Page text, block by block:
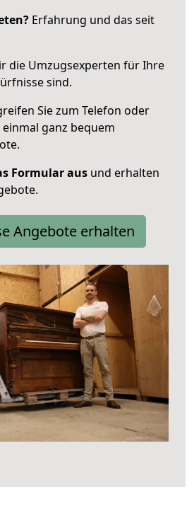
Erfahrung und das seit
die Umzugsexperten für Ihre
sind.
Sie zum Telefon oder
ganz bequem
Formular aus und erhalten
Angebote erhalten